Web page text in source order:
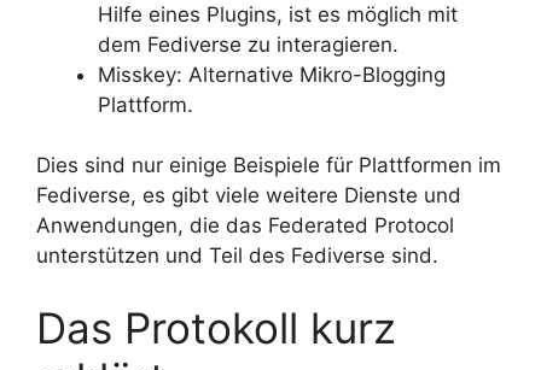
Hilfe eines Plugins, ist es möglich mit
dem Fediverse zu interagieren.
Misskey: Alternative Mikro-Blogging
Plattform.
Dies sind nur einige Beispiele für Plattformen im
Fediverse, es gibt viele weitere Dienste und
Anwendungen, die das Federated Protocol
unterstützen und Teil des Fediverse sind.
Das Protokoll kurz